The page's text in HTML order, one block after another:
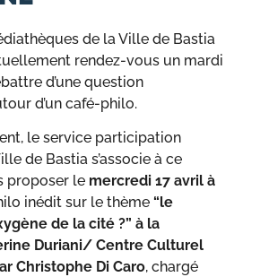
de la Ville de Bastia
rendez-vous un mardi
d’une question
d’un café-philo.
le service participation
de Bastia s’associe à ce
proposer le mercredi 17 avril à
inédit sur le thème “le
de la cité ?” à la
Duriani/ Centre Culturel
Christophe Di Caro, chargé